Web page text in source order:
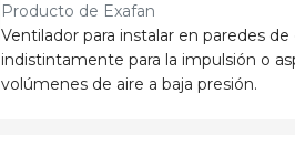
Producto de Exafan
Ventilador para instalar en paredes de
indistintamente para la impulsión o
volúmenes de aire a baja presión.